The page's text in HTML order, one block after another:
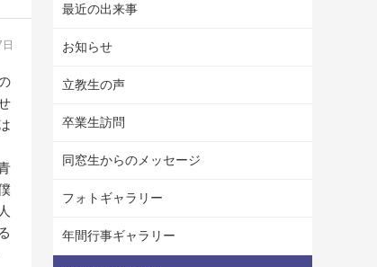
最近の出来事
お知らせ
立教生の声
卒業生訪問
同窓生からのメッセージ
フォトギャラリー
年間行事ギャラリー